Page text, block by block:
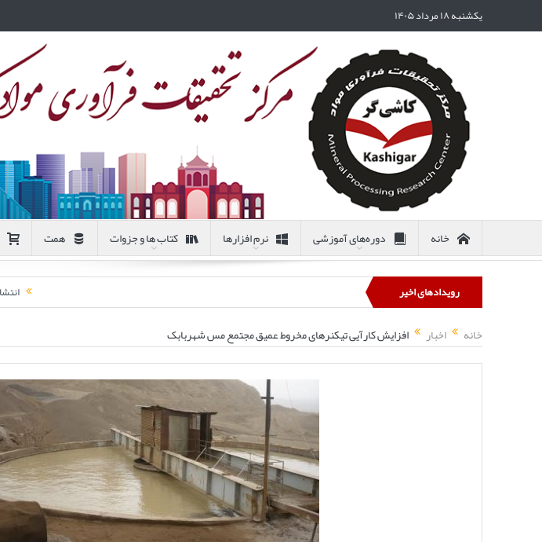
یکشنبه ۱۸ مرداد ۱۴۰۵
خانه دوره‌های آموزشی نرم افزارها کتاب ها و جزوات همت
رویدادهای اخیر
خانه اخبار افزایش کارآیی تیکنرهای مخروط عمیق مجتمع مس شهربابک